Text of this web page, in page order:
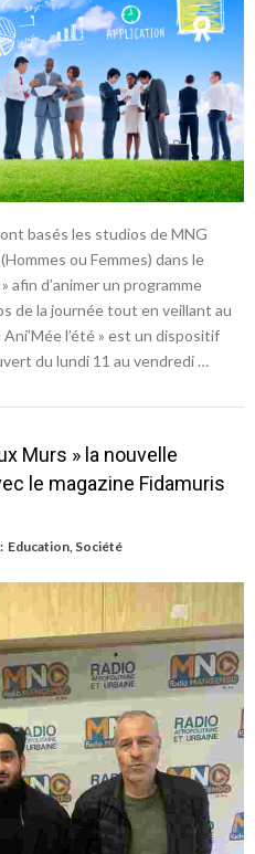
basés les studios de MNG
ou Femmes) dans le
afin d’animer un programme
de la journée tout en veillant au
l’été » est un dispositif
du lundi 11 au vendredi …
Murs » la nouvelle
le magazine Fidamuris
Education, Société